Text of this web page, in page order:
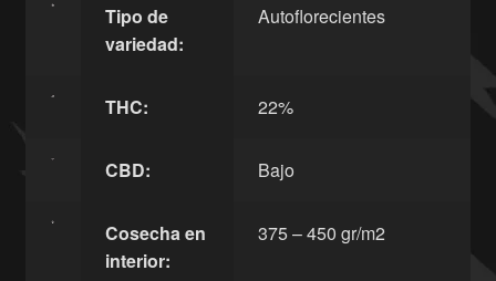
Tipo de
variedad:
Autoflorecientes
THC: 22%
CBD: Bajo
Cosecha en
interior:
375 – 450 gr/m2